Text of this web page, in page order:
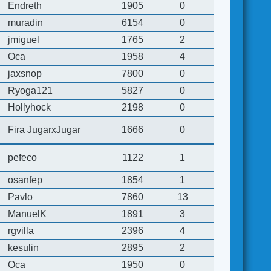
Endreth 1905
0
muradin
6154
0
jmiguel
1765
2
Oca
1958
4
jaxsnop
7800
0
Ryoga121
5827
0
Hollyhock
2198 0
Fira JugarxJugar 1666 0
pefeco 1122 1
osanfep 1854
1
Pavlo
7860
13
ManuelK
1891
3
rgvilla
2396
4
kesulin
2895
2
Oca
1950 0